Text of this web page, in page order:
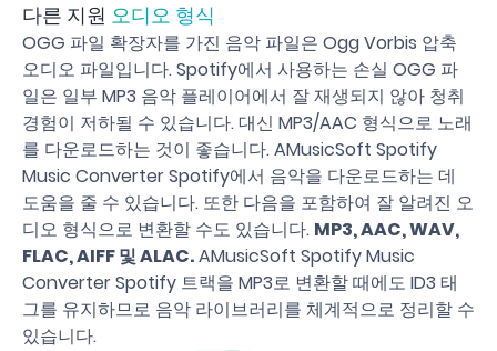
다른 지원 오디오 형식
OGG 파일 확장자를 가진 음악 파일은 Ogg Vorbis 압축
오디오 파일입니다. Spotify에서 사용하는 손실 OGG 파
일은 일부 MP3 음악 플레이어에서 잘 재생되지 않아 청취
경험이 저하될 수 있습니다. 대신 MP3/AAC 형식으로 노래
를 다운로드하는 것이 좋습니다. AMusicSoft Spotify
Music Converter Spotify에서 음악을 다운로드하는 데
도움을 줄 수 있습니다. 또한 다음을 포함하여 잘 알려진 오
디오 형식으로 변환할 수도 있습니다. MP3, AAC, WAV,
FLAC, AIFF 및 ALAC.AMusicSoft Spotify Music
Converter Spotify 트랙을 MP3로 변환할 때에도 ID3 태
그를 유지하므로 음악 라이브러리를 체계적으로 정리할 수
있습니다.